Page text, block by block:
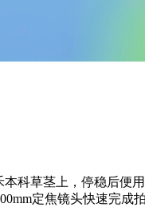
科草茎上，停稳后便
定焦镜头快速完成